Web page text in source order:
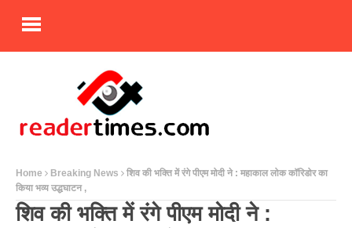
Home Breaking News
शिव की भक्ति में रंगे पीएम मोदी ने : महाकाल लोक कॉरिडोर का
किया भव्य उद्धघाटन ,
शिव की भक्ति में रंगे पीएम मोदी ने :